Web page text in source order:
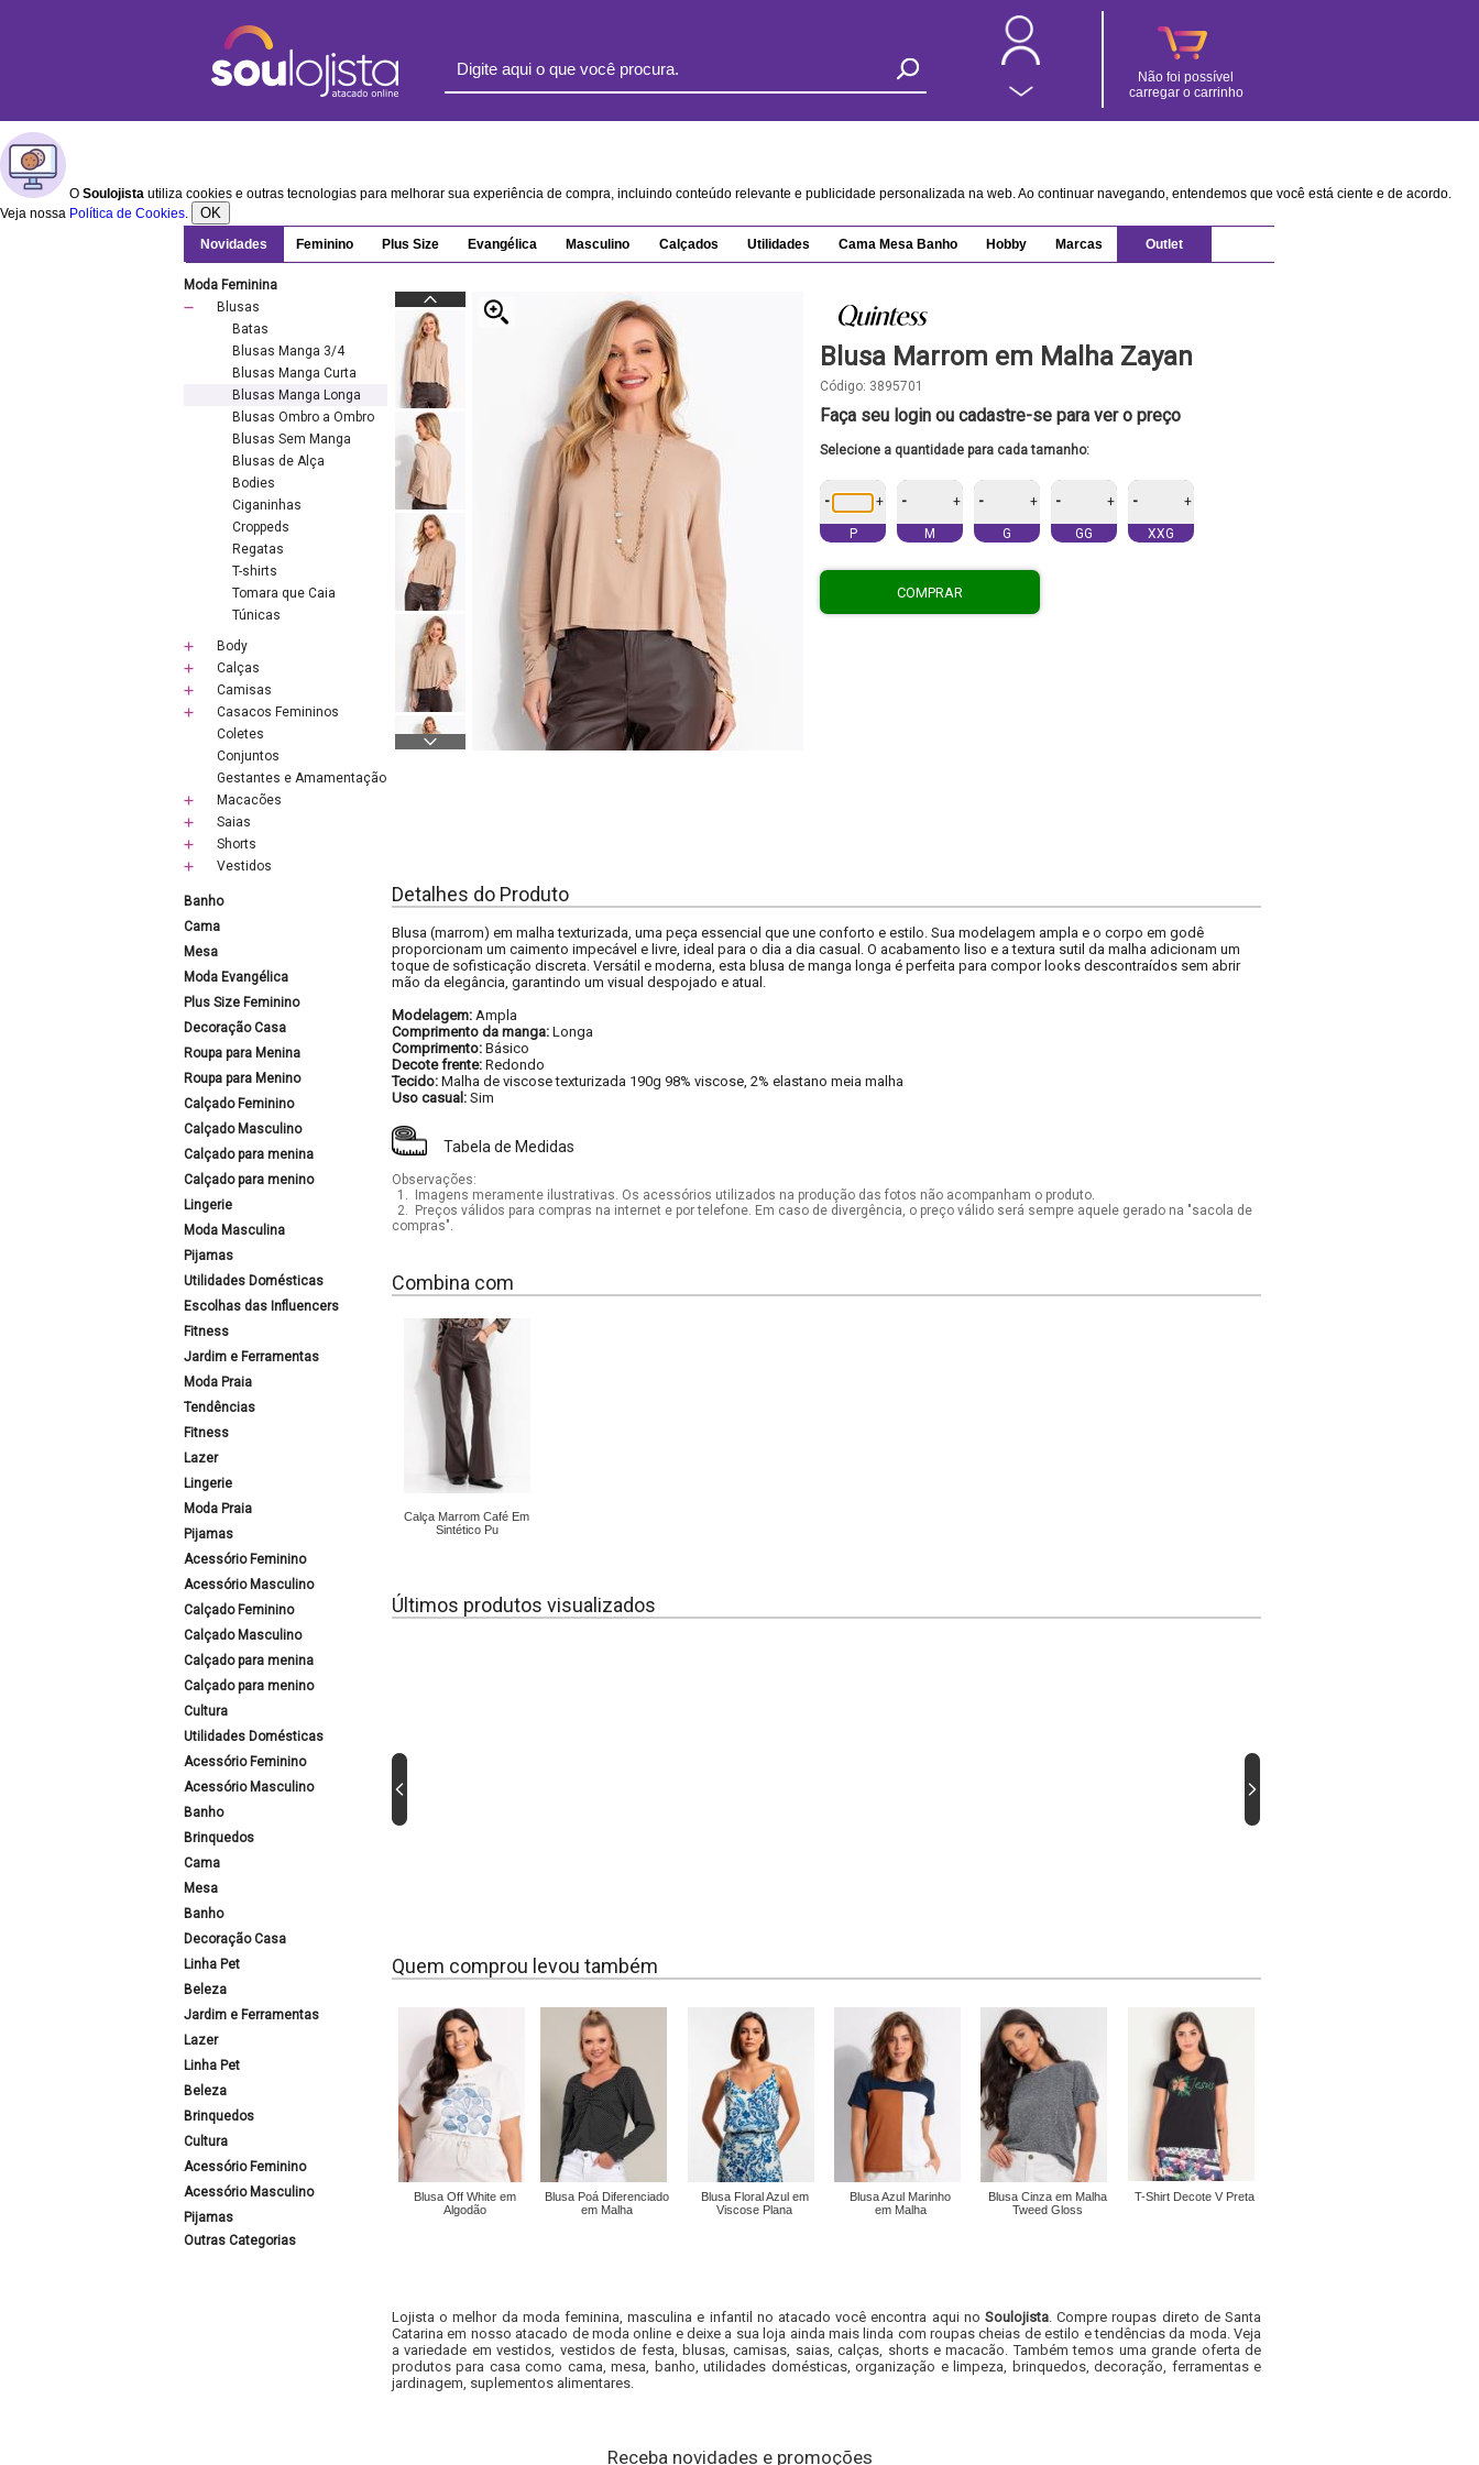
Não foi possível
carregar o carrinho
O Soulojista utiliza cookies e outras tecnologias para melhorar sua experiência de compra, incluindo conteúdo relevante e publicidade personalizada na web. Ao continuar navegando, entendemos que você está ciente e de acordo.
Veja nossa Política de Cookies. OK
Novidades Feminino Plus Size Evangélica Masculino Calçados Utilidades Cama Mesa Banho Hobby Marcas Outlet
Moda Feminina
Blusas
Batas
Blusas Manga 3/4
Blusas Manga Curta
Blusas Manga Longa
Blusas Ombro a Ombro
Blusas Sem Manga
Blusas de Alça
Bodies
Ciganinhas
Croppeds
Regatas
T-shirts
Tomara que Caia
Túnicas
Body
Calças
Camisas
Casacos Femininos
Coletes
Conjuntos
Gestantes e Amamentação
Macacões
Saias
Shorts
Vestidos
Banho
Cama
Mesa
Moda Evangélica
Plus Size Feminino
Decoração Casa
Roupa para Menina
Roupa para Menino
Calçado Feminino
Calçado Masculino
Calçado para menina
Calçado para menino
Lingerie
Moda Masculina
Pijamas
Utilidades Domésticas
Escolhas das Influencers
Fitness
Jardim e Ferramentas
Moda Praia
Tendências
Fitness
Lazer
Lingerie
Moda Praia
Pijamas
Acessório Feminino
Acessório Masculino
Calçado Feminino
Calçado Masculino
Calçado para menina
Calçado para menino
Cultura
Utilidades Domésticas
Acessório Feminino
Acessório Masculino
Banho
Brinquedos
Cama
Mesa
Banho
Decoração Casa
Linha Pet
Beleza
Jardim e Ferramentas
Lazer
Linha Pet
Beleza
Brinquedos
Cultura
Acessório Feminino
Acessório Masculino
Pijamas
Outras Categorias
Blusa Marrom em Malha Zayan
Código: 3895701
Faça seu login ou cadastre-se para ver o preço
Selecione a quantidade para cada tamanho:
- +
P
- +
M
- +
G
- +
GG
- +
XXG
COMPRAR
Detalhes do Produto
Blusa (marrom) em malha texturizada, uma peça essencial que une conforto e estilo. Sua modelagem ampla e o corpo em godê
proporcionam um caimento impecável e livre, ideal para o dia a dia casual. O acabamento liso e a textura sutil da malha adicionam um
toque de sofisticação discreta. Versátil e moderna, esta blusa de manga longa é perfeita para compor looks descontraídos sem abrir
mão da elegância, garantindo um visual despojado e atual.
Modelagem: Ampla
Comprimento da manga: Longa
Comprimento: Básico
Decote frente: Redondo
Tecido: Malha de viscose texturizada 190g 98% viscose, 2% elastano meia malha
Uso casual: Sim
Tabela de Medidas
Observações:
1.
Imagens meramente ilustrativas. Os acessórios utilizados na produção das fotos não acompanham o produto.
2.
Preços válidos para compras na internet e por telefone. Em caso de divergência, o preço válido será sempre aquele gerado na "sacola de
compras".
Combina com
Calça Marrom Café Em
Sintético Pu
Últimos produtos visualizados
Quem comprou levou também
Blusa Off White em
Algodão
Blusa Poá Diferenciado
em Malha
Blusa Floral Azul em
Viscose Plana
Blusa Azul Marinho
em Malha
Blusa Cinza em Malha
Tweed Gloss
T-Shirt Decote V Preta
Lojista o melhor da moda feminina, masculina e infantil no atacado você encontra aqui no Soulojista. Compre roupas direto de Santa
Catarina em nosso atacado de moda online e deixe a sua loja ainda mais linda com roupas cheias de estilo e tendências da moda. Veja
a variedade em vestidos, vestidos de festa, blusas, camisas, saias, calças, shorts e macacão. Também temos uma grande oferta de
produtos para casa como cama, mesa, banho, utilidades domésticas, organização e limpeza, brinquedos, decoração, ferramentas e
jardinagem, suplementos alimentares.
Receba novidades e promoções